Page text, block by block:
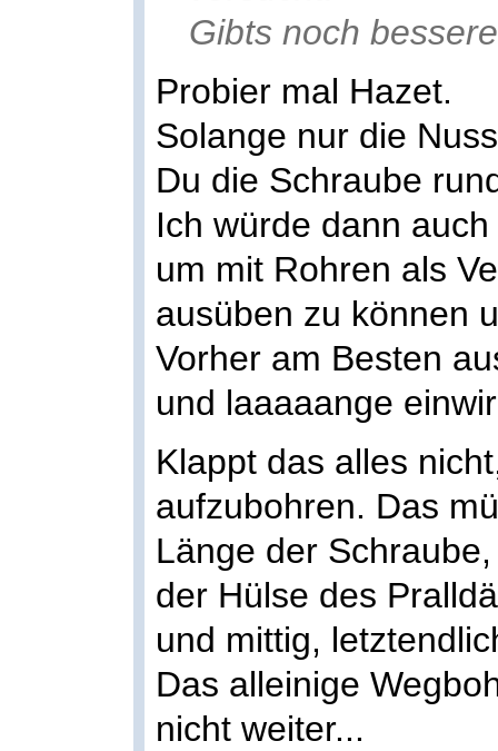
Gibts noch
Probier mal Hazet.
Solange nur die
Du die Schraube
Ich würde dann
um mit Rohren als
ausüben zu können
Vorher am Besten
und laaaaange
Klappt das alles
aufzubohren. Das
Länge der
der Hülse des
und mittig,
Das alleinige
nicht weiter...